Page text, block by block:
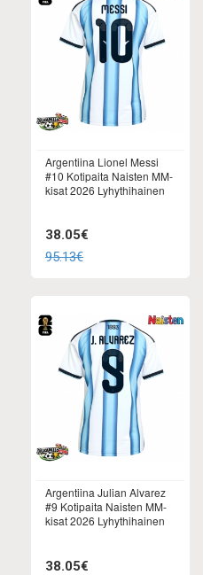
Argentiina Lionel Messi
#10 Kotipaita Naisten MM-
kisat 2026 Lyhythihainen
38.05€
95.13€
Argentiina Julian Alvarez
#9 Kotipaita Naisten MM-
kisat 2026 Lyhythihainen
38.05€